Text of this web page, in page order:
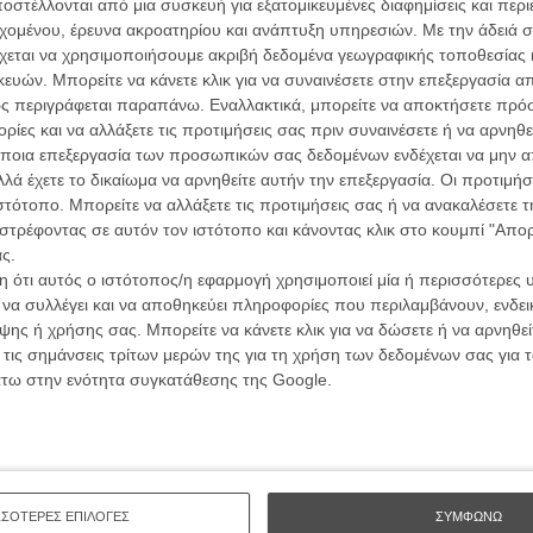
από μια συσκευή για εξατομικευμένες διαφημίσεις και
έρευνα ακροατηρίου και ανάπτυξη υπηρεσιών. Με την άδειά
να χρησιμοποιήσουμε ακριβή δεδομένα γεωγραφικής τοποθεσίας
Μπορείτε να κάνετε κλικ για να συναινέσετε στην επεξεργασία
περιγράφεται παραπάνω. Εναλλακτικά, μπορείτε να αποκτήσετε
και να αλλάξετε τις προτιμήσεις σας πριν συναινέσετε ή να
επεξεργασία των προσωπικών σας δεδομένων ενδέχεται να μην
έχετε το δικαίωμα να αρνηθείτε αυτήν την επεξεργασία. Οι
Μπορείτε να αλλάξετε τις προτιμήσεις σας ή να ανακαλέσετε
σε αυτόν τον ιστότοπο και κάνοντας κλικ στο κουμπί
αυτός ο ιστότοπος/η εφαρμογή χρησιμοποιεί μία ή περισσότερες
συλλέγει και να αποθηκεύει πληροφορίες που περιλαμβάνουν,
ή χρήσης σας. Μπορείτε να κάνετε κλικ για να δώσετε ή να
σημάνσεις τρίτων μερών της για τη χρήση των δεδομένων σας
στην ενότητα συγκατάθεσης της Google.
ΕΠΙΛΟΓΕΣ ΣΥΜΦΩΝΩ
τα σχέδια που γίνονται από ανάγκη και αγωνία
πλάνα, ανεβασμένα ντεσιμπέλ και χωρίς στιγμή να
τον τρόμο της απώλειας των βασικών αγαθών στο
απώλειας των βασικών αρχών της ανθρώπινης
πραγματισμό. Οταν ο Ντένις ρωτά τον
πλούτη που έχει συγκεντρώσει αξίζουν τα
«ποια θα ήταν η εναλλακτική;». Γιατί το «99
στα ίσια τις εκπτώσεις που ο σημερινός
να συντηρηθεί.
ρόλο έχει την ευκαιρία να «ανδρωθεί» και ν’
ένας ευαίσθητος και πολυδιάστατος ηθοποιός.
τοίχος με το γνώριμο σκοτεινό του εκτόπισμα, ενώ η
ζεστή μπαναλιτέ. Η ταινία, τόσο σκηνοθετικά
μυαλό σκορσεζικές στιγμές, από τον φρενήρη
Street», θυμίζοντας επίμονα ότι η σημερινή μαφία
αλλά οι τράπεζες, το κράτος και όσο «με το
Οι
Μπέλα
Μια Θέση
A Place
Τζορτζ
Οδύσσεια
Πέδρο
Ο
τα βλέπεις όλα σινεμά...
εβδομάδα
τρόπο του flix
του flix, στο inbox σου
ειδήσεις | νέες ταινίες | πρόγραμμα αιθουσών για όλη την Ελλάδα |
| συνεντεύξεις | απόψεις | αφιερώματα | διαγωνισμοί
ΕΓΓΡΑΦΗ